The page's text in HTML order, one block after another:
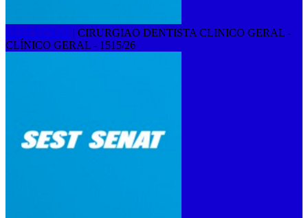
SEST SENAT | CIRURGIAO DENTISTA CLINICO GERAL -
CLÍNICO GERAL - 1515/26